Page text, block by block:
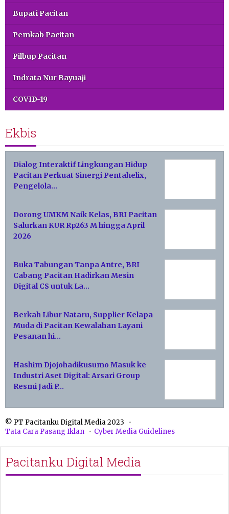
Bupati Pacitan
Pemkab Pacitan
Pilbup Pacitan
Indrata Nur Bayuaji
COVID-19
Ekbis
Dialog Interaktif Lingkungan Hidup
Pacitan Perkuat Sinergi Pentahelix,
Pengelola…
Dorong UMKM Naik Kelas, BRI Pacitan
Salurkan KUR Rp263 M hingga April
2026
Buka Tabungan Tanpa Antre, BRI
Cabang Pacitan Hadirkan Mesin
Digital CS untuk La…
Berkah Libur Nataru, Supplier Kelapa
Muda di Pacitan Kewalahan Layani
Pesanan hi…
Hashim Djojohadikusumo Masuk ke
Industri Aset Digital: Arsari Group
Resmi Jadi P…
© PT Pacitanku Digital Media 2023
Tata Cara Pasang Iklan
Cyber Media Guidelines
Pacitanku Digital Media